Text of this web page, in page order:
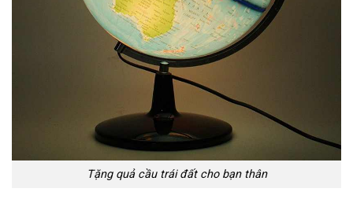
Tặng quả cầu trái đất cho bạn thân